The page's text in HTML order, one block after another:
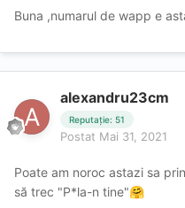
Buna ,numarul de wapp e
alexandru23cm
Reputație: 51
Postat Mai 31, 2021
Poate am noroc astazi sa
să trec "P*la-n tine"🤗